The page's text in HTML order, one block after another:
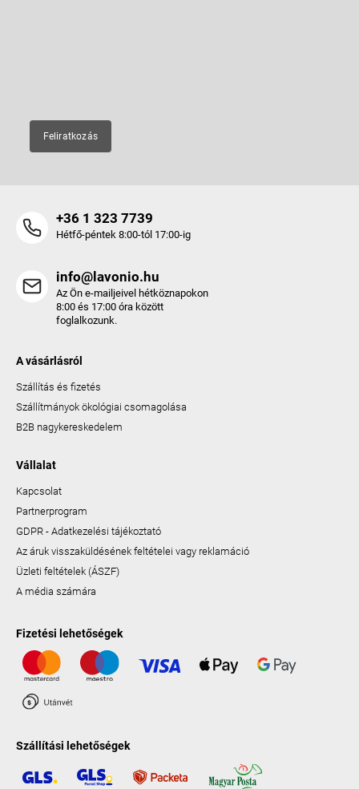
Feliratkozás
+36 1 323 7739
Hétfő-péntek 8:00-tól 17:00-ig
info@lavonio.hu
Az Ön e-mailjeivel hétköznapokon
8:00 és 17:00 óra között
foglalkozunk.
A vásárlásról
Szállítás és fizetés
Szállítmányok ökológiai csomagolása
B2B nagykereskedelem
Vállalat
Kapcsolat
Partnerprogram
GDPR - Adatkezelési tájékoztató
Az áruk visszaküldésének feltételei vagy reklamáció
Üzleti feltételek (ÁSZF)
A média számára
Fizetési lehetőségek
Szállítási lehetőségek